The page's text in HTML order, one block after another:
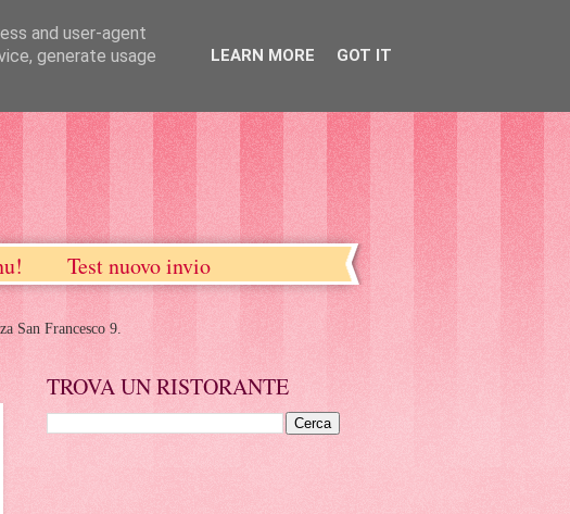
Test nuovo invio
San Francesco 9.
TROVA UN RISTORANTE
and user-agent
generate usage
LEARN MORE GOT IT